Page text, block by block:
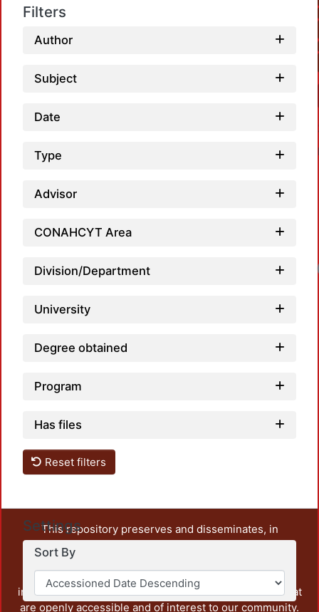
Filters
Author
Subject
Date
Type
Advisor
CONAHCYT Area
Division/Department
University
Degree obtained
Program
Has files
Reset filters
Settings
Sort By
This repository preserves and disseminates, in
unrestricted open access, the teaching and research
output of UAM Azcapotzalco. It also includes some
administrative and graphic documents from the
institution, as well as content from other institutions that
are openly accessible and of interest to our community.